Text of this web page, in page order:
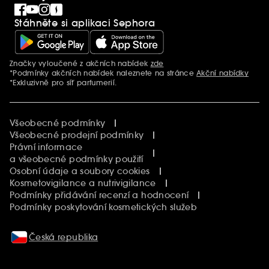
Singles´ Day
Black Friday
Cyber Monday
Vánoce
Stáhněte si aplikaci Sephora
Další informace
Značky vyloučené z akčních nabídek zde
*Podmínky akčních nabídek naleznete na stránceAkční nabídky
*Exkluzivně pro síť parfumerií.
Všeobecné podmínky
Všeobecné prodejní podmínky
Právní informace
a všeobecné podmínky použití
Osobní údaje a soubory cookies
Kosmetovigilance a nutrivigilance
Podmínky přidávání recenzí a hodnocení
Podmínky poskytování kosmetických služeb
Česká republika